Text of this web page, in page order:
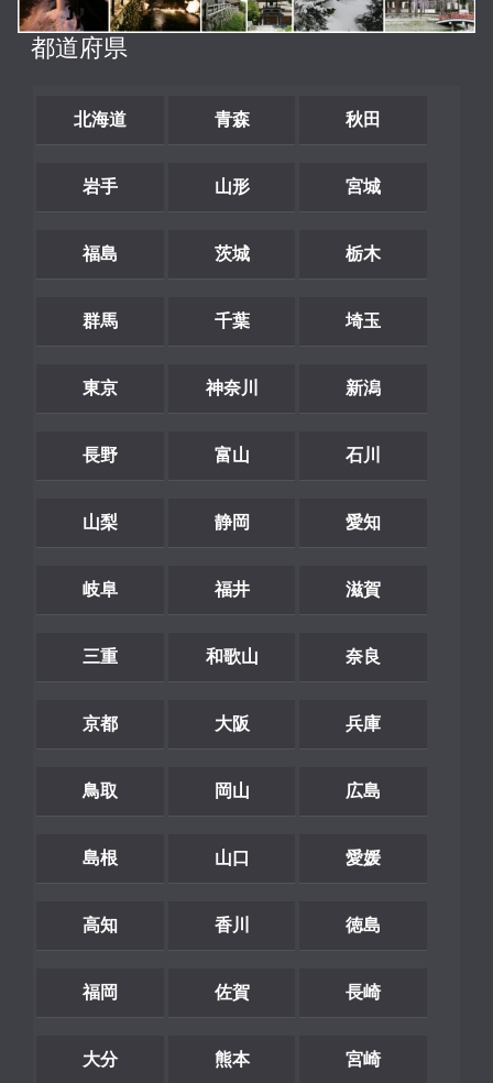
都道府県
北海道 青森 秋田
岩手 山形 宮城
福島 茨城 栃木
群馬 千葉 埼玉
東京 神奈川 新潟
長野 富山 石川
山梨 静岡 愛知
岐阜 福井 滋賀
三重 和歌山 奈良
京都 大阪 兵庫
鳥取 岡山 広島
島根 山口 愛媛
高知 香川 徳島
福岡 佐賀 長崎
大分 熊本 宮崎